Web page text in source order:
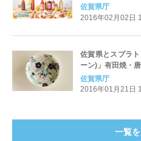
甘い名産品が期間
佐賀県庁
2016年02月02日
佐賀県とスプラ
ーン)」有田焼・
佐賀県庁
2016年01月21日
一覧